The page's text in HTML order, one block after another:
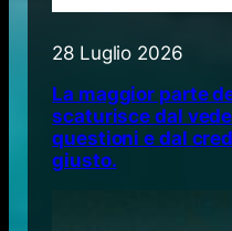
28 Luglio 2026
La maggior parte
scaturisce dal
questioni e dal
giusto.